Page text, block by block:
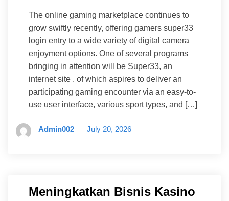
The online gaming marketplace continues to
grow swiftly recently, offering gamers super33
login entry to a wide variety of digital camera
enjoyment options. One of several programs
bringing in attention will be Super33, an
internet site . of which aspires to deliver an
participating gaming encounter via an easy-to-
use user interface, various sport types, and […]
Admin002 July 20, 2026
Meningkatkan Bisnis Kasino